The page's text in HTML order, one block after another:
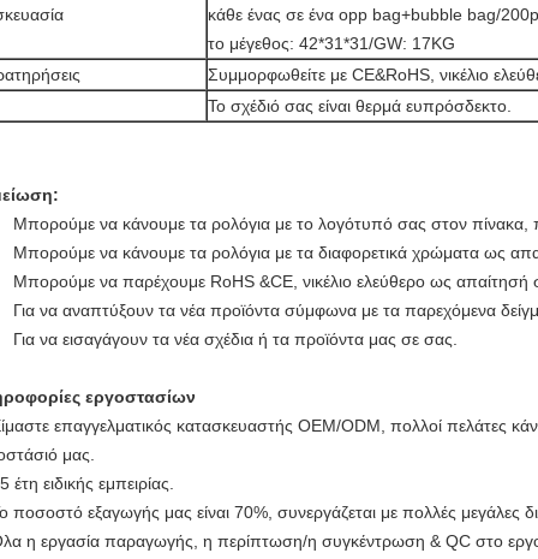
κάθε ένας σε ένα opp bag+bubble bag/
το μέγεθος: 42*31*31/GW: 17KG
Συμμορφωθείτε με CE&RoHS, νικέλιο
Το σχέδιό σας είναι θερμά ευπρόσδεκτο.
Μπορούμε να κάνουμε τα ρολόγια με το λογότυπό σας στον
Μπορούμε να κάνουμε τα ρολόγια με τα διαφορετικά χρώματα ως
Μπορούμε να παρέχουμε RoHS &CE, νικέλιο ελεύθερο ως απαίτησή
Για να αναπτύξουν τα νέα προϊόντα σύμφωνα με τα παρεχόμενα
Για να εισαγάγουν τα νέα σχέδια ή τα προϊόντα μας σε σας.
εργοστασίων
επαγγελματικός κατασκευαστής OEM/ODM, πολλοί πελάτες
μας.
έτη ειδικής εμπειρίας.
ποσοστό εξαγωγής μας είναι 70%, συνεργάζεται με πολλές μεγάλες
η εργασία παραγωγής, η περίπτωση/η συγκέντρωση & QC στο